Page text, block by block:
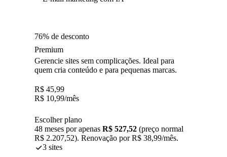
76% de desconto
Premium
Gerencie sites sem complicações. Ideal para
quem cria conteúdo e para pequenas marcas.
R$ 45,99
R$ 10,99/mês
Escolher plano
48 meses por apenas R$ 527,52 (preço normal
R$ 2.207,52). Renovação por R$ 38,99/mês.
3 sites